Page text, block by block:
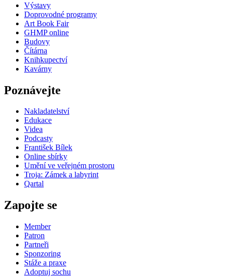
Výstavy
Doprovodné programy
Art Book Fair
GHMP online
Budovy
Čítárna
Knihkupectví
Kavárny
Poznávejte
Nakladatelství
Edukace
Videa
Podcasty
František Bílek
Online sbírky
Umění ve veřejném prostoru
Troja: Zámek a labyrint
Qartal
Zapojte se
Member
Patron
Partneři
Sponzoring
Stáže a praxe
Adoptuj sochu